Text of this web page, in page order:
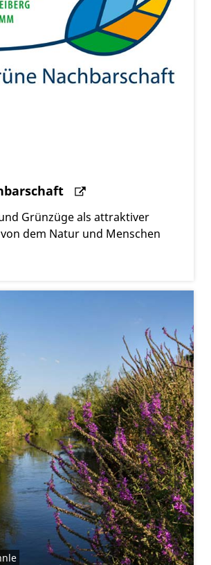
Grünzüge als attraktiver
dem Natur und Menschen